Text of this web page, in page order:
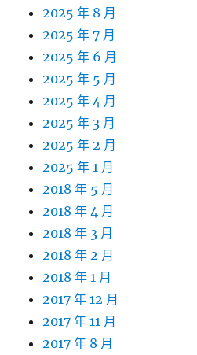
2025 年 8 月
2025 年 7 月
2025 年 6 月
2025 年 5 月
2025 年 4 月
2025 年 3 月
2025 年 2 月
2025 年 1 月
2018 年 5 月
2018 年 4 月
2018 年 3 月
2018 年 2 月
2018 年 1 月
2017 年 12 月
2017 年 11 月
2017 年 8 月